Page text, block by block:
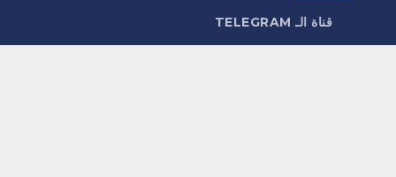
قناة الـ TELEGRAM